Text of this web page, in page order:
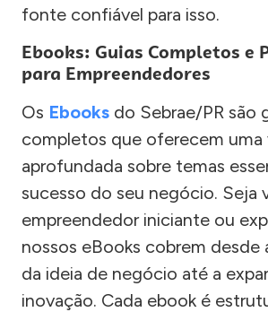
fonte confiável para isso.
Ebooks: Guias Completos e
para Empreendedores
Os Ebooks do Sebrae/PR são
completos que oferecem uma
aprofundada sobre temas
sucesso do seu negócio. Seja
empreendedor iniciante ou
nossos eBooks cobrem desde
da ideia de negócio até a
inovação. Cada ebook é